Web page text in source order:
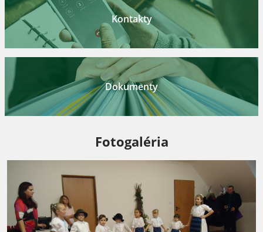
Kontakty
Dokumenty
Fotogaléria